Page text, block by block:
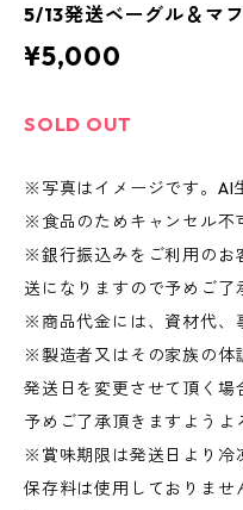
5/13発送ベーグル＆マ
¥5,000
SOLD OUT
※写真はイメージです。AI
※食品のためキャンセル不
※銀行振込みをご利用のお
送になりますので予めご了
※商品代金には、資材代、
※製造者又はその家族の体
発送日を変更させて頂く場
予めご了承頂きますようよ
※賞味期限は発送日より冷
保存料は使用しておりませ